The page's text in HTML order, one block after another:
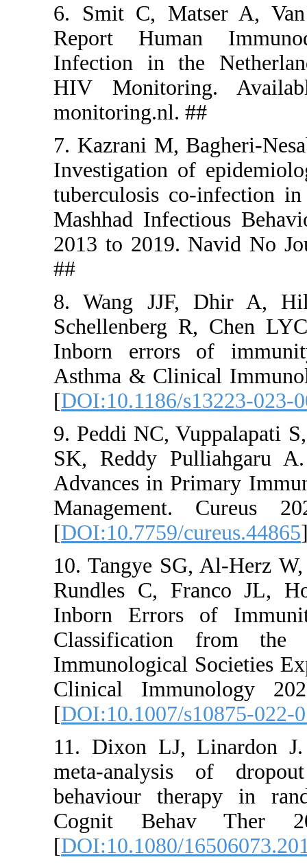
6. Smit
Report
Infection
HIV
7. Kazrani
Mashhad
2013 to
8. Wang
Inborn
Asthma &
[
9. Peddi
SK,
Advances
[
10.
Rundles
Inborn
Clinical
[
11. Dixon
meta-
behaviour
Cognit
[